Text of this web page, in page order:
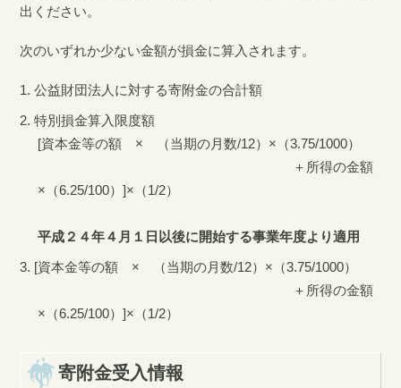
出ください。
次のいずれか少ない金額が損金に算入されます。
公益財団法人に対する寄附金の合計額
特別損金算入限度額
[資本金等の額 × （当期の月数/12）×（3.75/1000）
＋所得の金額
×（6.25/100）]×（1/2）
平成２４年４月１日以後に開始する事業年度より適用
[資本金等の額 × （当期の月数/12）×（3.75/1000）
＋所得の金額
×（6.25/100）]×（1/2）
寄附金受入情報